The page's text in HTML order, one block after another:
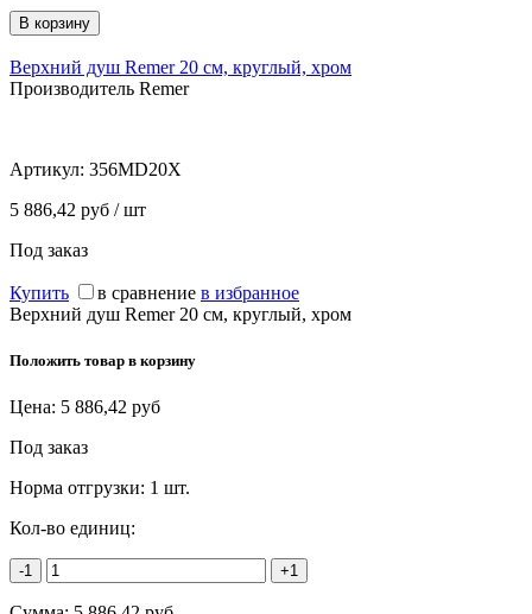
Верхний душ Remer 20 см, круглый, хром
Производитель Remer
Артикул: 356MD20X
5 886,42 руб / шт
Под заказ
Купить в сравнение в избранное
Верхний душ Remer 20 см, круглый, хром
Положить товар в корзину
Цена: 5 886,42 руб
Под заказ
Норма отгрузки: 1 шт.
Кол-во единиц:
-1 +1